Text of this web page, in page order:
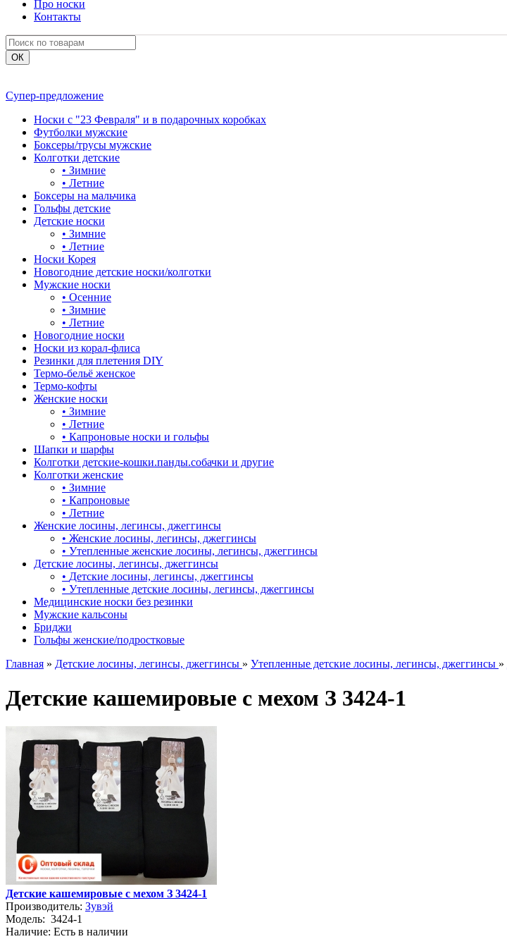
Про носки
Контакты
Супер-предложение
Носки с "23 Февраля" и в подарочных коробках
Футболки мужские
Боксеры/трусы мужские
Колготки детские
• Зимние
• Летние
Боксеры на мальчика
Гольфы детские
Детские носки
• Зимние
• Летние
Носки Корея
Новогодние детские носки/колготки
Мужские носки
• Осенние
• Зимние
• Летние
Новогодние носки
Носки из корал-флиса
Резинки для плетения DIY
Термо-бельё женское
Термо-кофты
Женские носки
• Зимние
• Летние
• Капроновые носки и гольфы
Шапки и шарфы
Колготки детские-кошки.панды.собачки и другие
Колготки женские
• Зимние
• Капроновые
• Летние
Женские лосины, легинсы, джеггинсы
• Женские лосины, легинсы, джеггинсы
• Утепленные женские лосины, легинсы, джеггинсы
Детские лосины, легинсы, джеггинсы
• Детские лосины, легинсы, джеггинсы
• Утепленные детские лосины, легинсы, джеггинсы
Медицинские носки без резинки
Мужские кальсоны
Бриджи
Гольфы женские/подростковые
Главная » Детские лосины, легинсы, джеггинсы » Утепленные детские лосины, легинсы, джеггинсы »
Детские кашемировые с мехом З 3424-1
Детские кашемировые с мехом З 3424-1
Производитель: Зувэй
Модель: 3424-1
Наличие: Есть в наличии